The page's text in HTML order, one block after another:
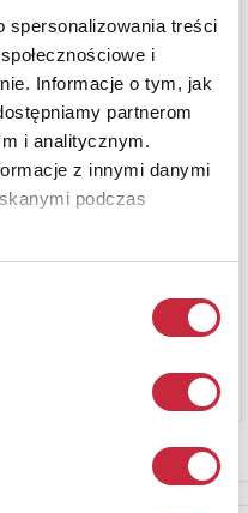
spersonalizowania treści
i
Informacje o tym, jak
partnerom
i analitycznym.
z innymi danymi
podczas